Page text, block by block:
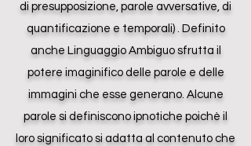
di presupposizione, parole avversative, di
quantificazione e temporali) . Definito
anche Linguaggio Ambiguo sfrutta il
potere imaginifico delle parole e delle
immagini che esse generano. Alcune
parole si definiscono ipnotiche poichè il
loro significato si adatta al contenuto che